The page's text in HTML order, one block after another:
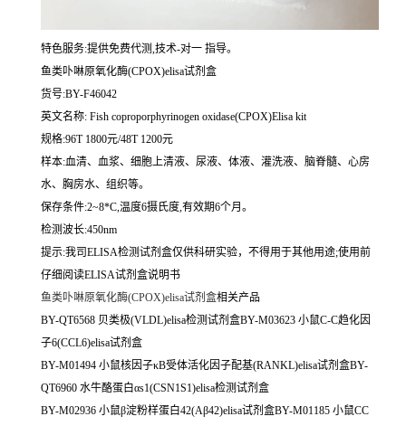
特色服务:提供免费代测,技术-对一 指导。
鱼类卟啉原氧化酶(CPOX)elisa试剂盒
货号:BY-F46042
英文名称: Fish coproporphyrinogen oxidase(CPOX)Elisa kit
规格:96T 1800元/48T 1200元
样本:血清、血浆、细胞上清液、尿液、体液、灌洗液、脑脊髓、心房
水、胸房水、组织等。
保存条件:2~8*C,温度6摄氏度,有效期6个月。
检测波长:450nm
提示:我司ELISA检测试剂盒仅供科研实验，不得用于其他用途;使用前
仔细阅读ELISA试剂盒说明书
鱼类卟啉原氧化酶(CPOX)elisa试剂盒相关产品
BY-QT6568 贝类极(VLDL)elisa检测试剂盒BY-M03623 小鼠C-C趋化因
子6(CCL6)elisa试剂盒
BY-M01494 小鼠核因子κB受体活化因子配基(RANKL)elisa试剂盒BY-
QT6960 水牛酪蛋白αs1(CSN1S1)elisa检测试剂盒
BY-M02936 小鼠β淀粉样蛋白42(Aβ42)elisa试剂盒BY-M01185 小鼠CC